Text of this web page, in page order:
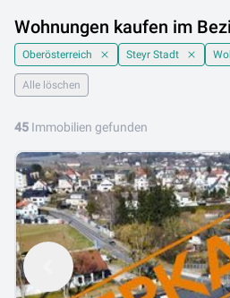
Wohnungen kaufen im
Oberösterreich Steyr Stadt
Alle löschen
45 Immobilien gefunden